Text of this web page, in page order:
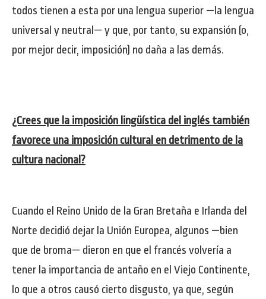
todos tienen a esta por una lengua superior —la lengua
universal y neutral— y que, por tanto, su expansión (o,
por mejor decir, imposición) no daña a las demás.
¿Crees que la imposición lingüística del inglés también
favorece una imposición cultural en detrimento de la
cultura nacional?
Cuando el Reino Unido de la Gran Bretaña e Irlanda del
Norte decidió dejar la Unión Europea, algunos —bien
que de broma— dieron en que el francés volvería a
tener la importancia de antaño en el Viejo Continente,
lo que a otros causó cierto disgusto, ya que, según